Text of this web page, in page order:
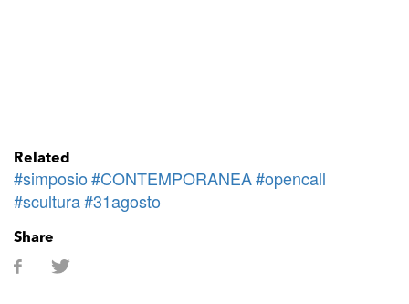
Related
#simposio#CONTEMPORANEA#opencall
#scultura#31agosto
Share